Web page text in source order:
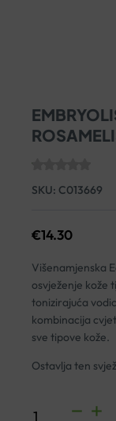
SKU: C013669
€14.30
Višenamjenska
osvježenje kože
tonizirajuća
kombinacija
sve tipove kože.
Ostavlja ten
EMBRYOLISSE